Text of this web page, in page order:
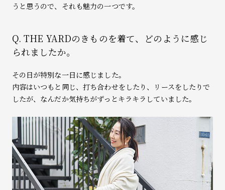
うと思うので、それも魅力の一つです。
Q. THE YARDのきものを着て、どのように感じ
られましたか。
その日が特別な一日に感じました。
内容はいつもと同じ、打ち合わせをしたり、リースをしたりで
したが、なんだか気持ちがずっとキラキラしていました。